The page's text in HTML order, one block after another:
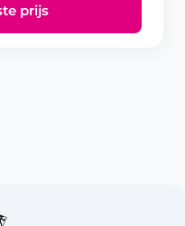
prijs